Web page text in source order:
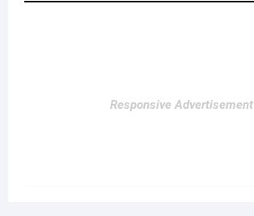
Responsive Advertisement